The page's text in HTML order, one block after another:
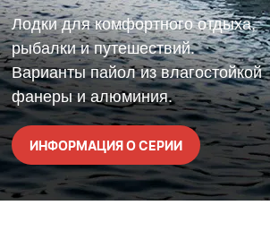
Лодки для комфортного отдыха,
рыбалки и путешествий.
Варианты пайол из влагостойкой
фанеры и алюминия.
ИНФОРМАЦИЯ О СЕРИИ